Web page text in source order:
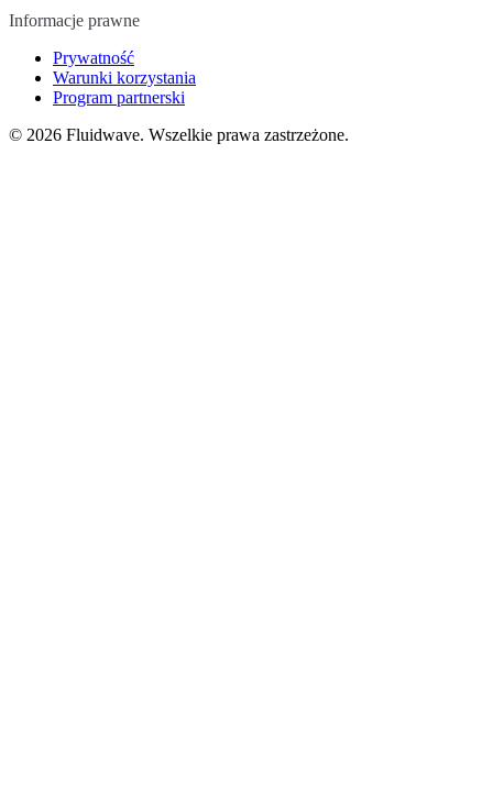
Informacje prawne
Prywatność
Warunki korzystania
Program partnerski
© 2026 Fluidwave. Wszelkie prawa zastrzeżone.